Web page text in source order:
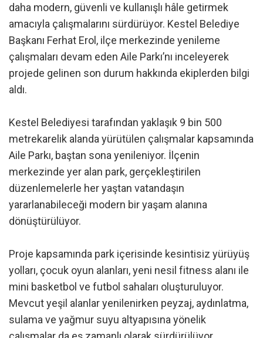
daha modern, güvenli ve kullanışlı hâle getirmek
amacıyla çalışmalarını sürdürüyor. Kestel Belediye
Başkanı Ferhat Erol, ilçe merkezinde yenileme
çalışmaları devam eden Aile Parkı’nı inceleyerek
projede gelinen son durum hakkında ekiplerden bilgi
aldı.
Kestel Belediyesi tarafından yaklaşık 9 bin 500
metrekarelik alanda yürütülen çalışmalar kapsamında
Aile Parkı, baştan sona yenileniyor. İlçenin
merkezinde yer alan park, gerçekleştirilen
düzenlemelerle her yaştan vatandaşın
yararlanabileceği modern bir yaşam alanına
dönüştürülüyor.
Proje kapsamında park içerisinde kesintisiz yürüyüş
yolları, çocuk oyun alanları, yeni nesil fitness alanı ile
mini basketbol ve futbol sahaları oluşturuluyor.
Mevcut yeşil alanlar yenilenirken peyzaj, aydınlatma,
sulama ve yağmur suyu altyapısına yönelik